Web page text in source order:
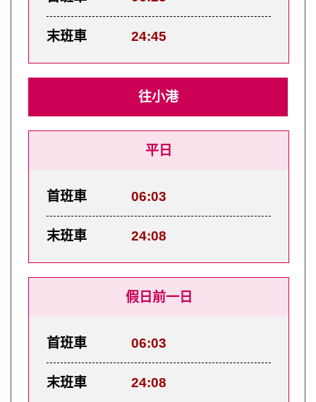
末班車 24:45
往小港
平日
首班車 06:03
末班車 24:08
假日前一日
首班車 06:03
末班車 24:08